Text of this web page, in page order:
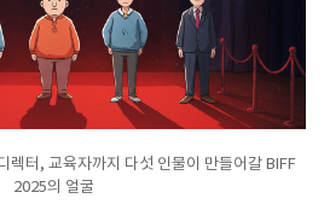
렉터, 교육자까지 다섯 인물이 만들어갈 BIFF
2025의 얼굴